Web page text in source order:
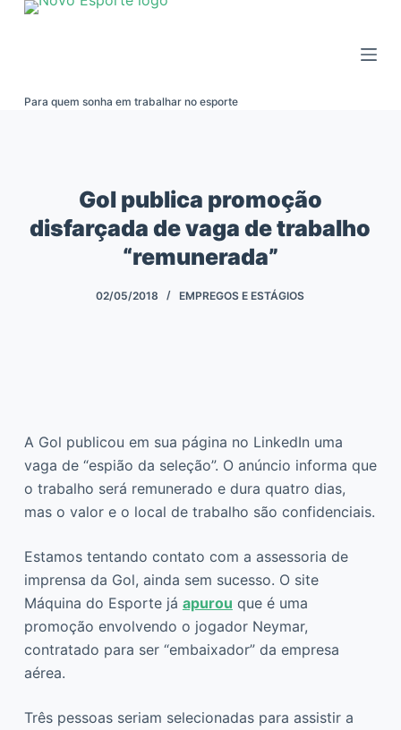
Pular
Para quem sonha em trabalhar no esporte
Gol publica promoção
disfarçada de vaga de trabalho
“remunerada”
02/05/2018 EMPREGOS E ESTÁGIOS
A Gol publicou em sua página no LinkedIn uma
vaga de “espião da seleção”. O anúncio informa que
o trabalho será remunerado e dura quatro dias,
mas o valor e o local de trabalho são confidenciais.
Estamos tentando contato com a assessoria de
imprensa da Gol, ainda sem sucesso. O site
Máquina do Esporte já apurou que é uma
promoção envolvendo o jogador Neymar,
contratado para ser “embaixador” da empresa
aérea.
Três pessoas seriam selecionadas para assistir a